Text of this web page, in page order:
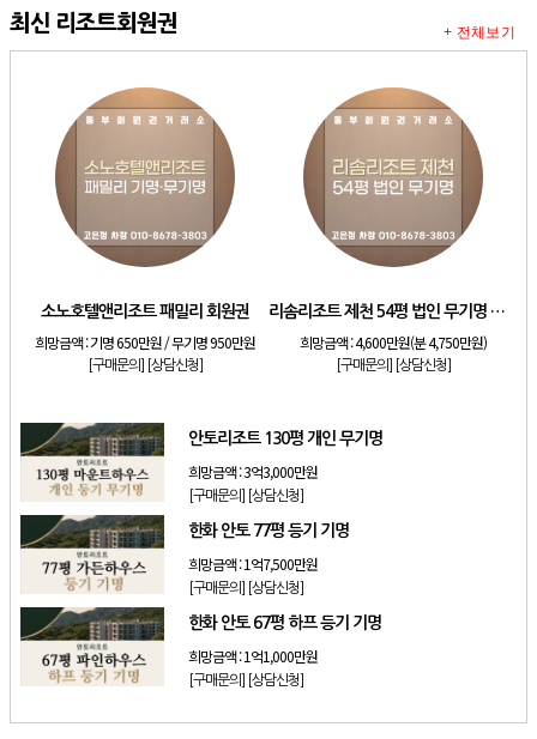
최신 리조트회원권
소노호텔앤리조트 패밀리 회원권
희망금액 :기명 650만원 / 무기명 950만원
[구매문의] [상담신청]
리솜리조트 제천 54평 법인 무기명 회원제
희망금액 :4,600만원(분 4,750만원)
[구매문의] [상담신청]
안토리조트 130평 개인 무기명
희망금액 :3억3,000만원
[구매문의] [상담신청]
한화 안토 77평 등기 기명
희망금액 :1억7,500만원
[구매문의] [상담신청]
한화 안토 67평 하프 등기 기명
희망금액 :1억1,000만원
[구매문의] [상담신청]
+ 전체보기